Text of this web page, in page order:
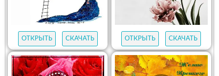
ОТКРЫТЬ СКАЧАТЬ ОТКРЫТЬ СКАЧАТЬ